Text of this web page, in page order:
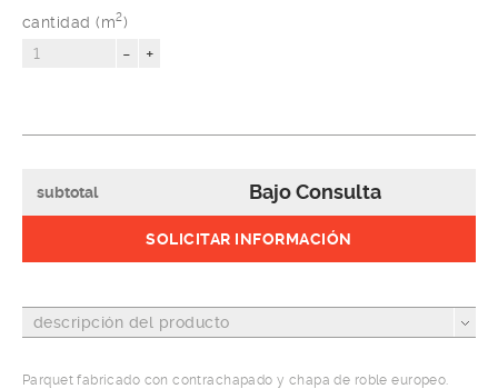
cantidad (m2)
- +
subtotal Bajo Consulta
SOLICITAR INFORMACIÓN
descripción del producto
Parquet fabricado con contrachapado y chapa de roble europeo.